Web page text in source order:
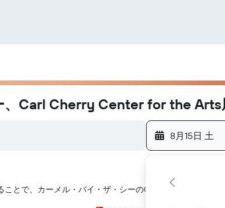
、Carl Cherry Center for the
8月15日 土
ことで、カーメル・バイ・ザ・シー​のCarl Cherry Center